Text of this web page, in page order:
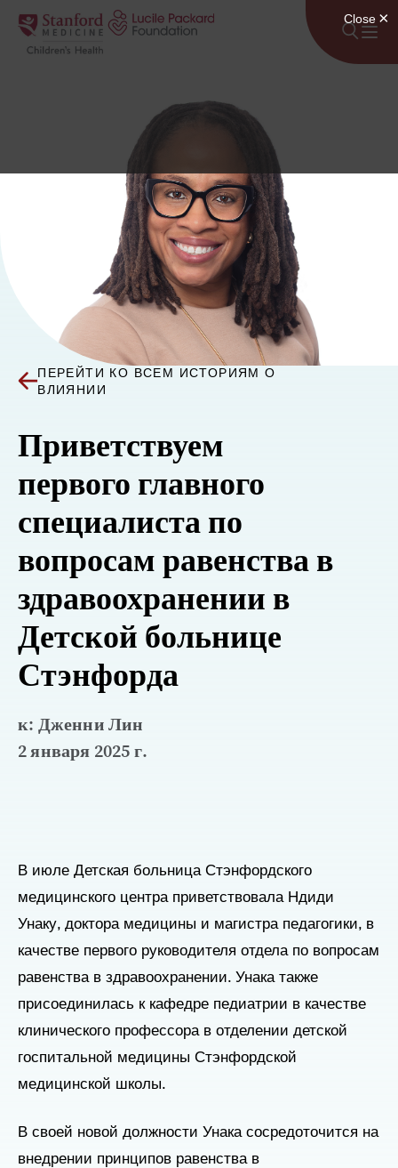
Перейти к содержанию
ПЕРЕЙТИ КО ВСЕМ ИСТОРИЯМ О
ВЛИЯНИИ
Приветствуем
первого главного
специалиста по
вопросам равенства в
здравоохранении в
Детской больнице
Стэнфорда
к: Дженни Лин
2 января 2025 г.
В июле Детская больница Стэнфордского
медицинского центра приветствовала Ндиди
Унаку, доктора медицины и магистра педагогики, в
качестве первого руководителя отдела по вопросам
равенства в здравоохранении. Унака также
присоединилась к кафедре педиатрии в качестве
клинического профессора в отделении детской
госпитальной медицины Стэнфордской
медицинской школы.
В своей новой должности Унака сосредоточится на
внедрении принципов равенства в